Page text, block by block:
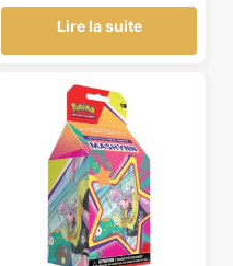
Lire la suite